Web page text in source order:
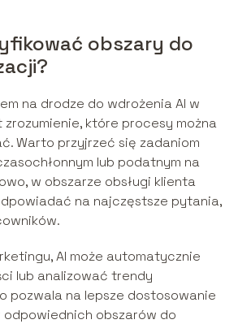
obszary do
na drodze do wdrożenia AI w
zrozumienie, które procesy można
Warto przyjrzeć się zadaniom
lub podatnym na
w obszarze obsługi klienta
na najczęstsze pytania,
AI może automatycznie
lub analizować trendy
pozwala na lepsze dostosowanie
obszarów do